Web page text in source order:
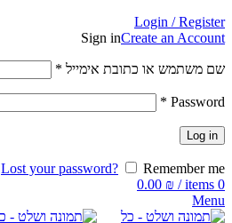
Login / Register
Sign inCreate an Account
שם משתמש או כתובת אימייל *
Password
*
Log in
Lost your password?
Remember me
0
items
/
0.00 ₪
Menu